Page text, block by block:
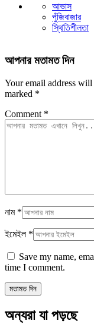
আভাস
পুঁজিবাজার
স্থিতিশীলতা
আপনার মতামত দিন
Your email address
marked *
Comment *
নাম *
ইমেইল *
Save my name,
time I comment.
অন্যরা যা পড়ছে